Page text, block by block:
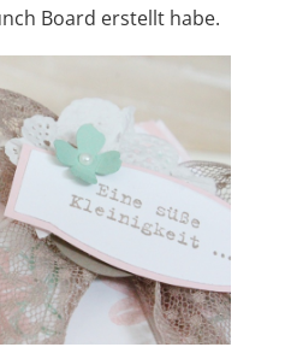
Board erstellt habe.